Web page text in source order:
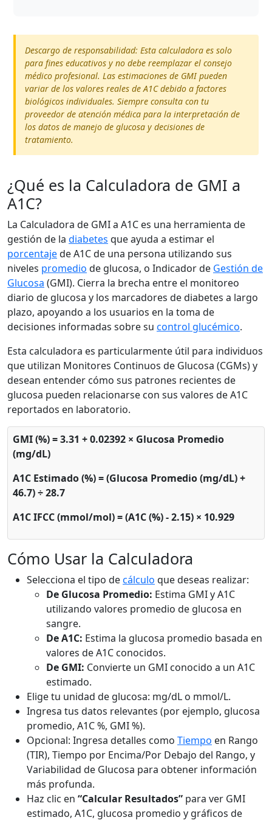
Descargo de responsabilidad: Esta calculadora es solo
para fines educativos y no debe reemplazar el consejo
médico profesional. Las estimaciones de GMI pueden
variar de los valores reales de A1C debido a factores
biológicos individuales. Siempre consulta con tu
proveedor de atención médica para la interpretación de
los datos de manejo de glucosa y decisiones de
tratamiento.
¿Qué es la Calculadora de GMI a
A1C?
La Calculadora de GMI a A1C es una herramienta de
gestión de la diabetes que ayuda a estimar el
porcentajede A1C de una persona utilizando sus
niveles promedio de glucosa, o Indicador de Gestión de
Glucosa (GMI). Cierra la brecha entre el monitoreo
diario de glucosa y los marcadores de diabetes a largo
plazo, apoyando a los usuarios en la toma de
decisiones informadas sobre su control glucémico.
Esta calculadora es particularmente útil para individuos
que utilizan Monitores Continuos de Glucosa (CGMs) y
desean entender cómo sus patrones recientes de
glucosa pueden relacionarse con sus valores de A1C
reportados en laboratorio.
GMI (%) = 3.31 + 0.02392 × Glucosa Promedio
(mg/dL)
A1C Estimado (%) = (Glucosa Promedio (mg/dL) +
46.7) ÷ 28.7
A1C IFCC (mmol/mol) = (A1C (%) - 2.15) × 10.929
Cómo Usar la Calculadora
Selecciona el tipo decálculo que deseas realizar:
De Glucosa Promedio: Estima GMI y A1C
utilizando valores promedio de glucosa en
sangre.
De A1C: Estima la glucosa promedio basada en
valores de A1C conocidos.
De GMI: Convierte un GMI conocido a un A1C
estimado.
Elige tu unidad de glucosa: mg/dL o mmol/L.
Ingresa tus datos relevantes (por ejemplo, glucosa
promedio, A1C %, GMI %).
Opcional: Ingresa detalles como Tiempo en Rango
(TIR), Tiempo por Encima/Por Debajo del Rango, y
Variabilidad de Glucosa para obtener información
más profunda.
Haz clic en “Calcular Resultados” para ver GMI
estimado, A1C, glucosa promedio y gráficos de